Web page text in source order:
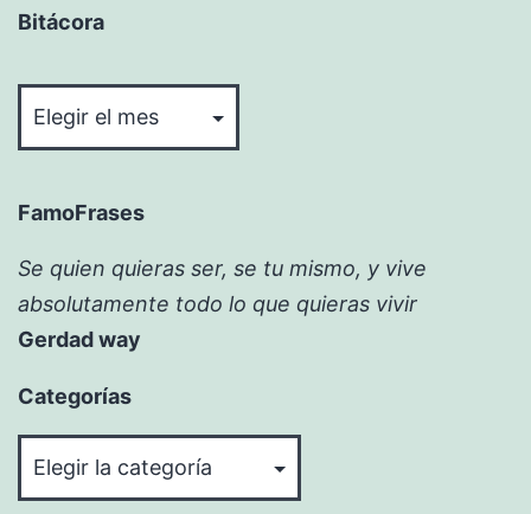
Bitácora
FamoFrases
Se quien quieras ser, se tu mismo, y vive
absolutamente todo lo que quieras vivir
Gerdad way
Categorías